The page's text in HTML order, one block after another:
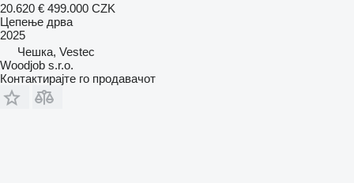
20.620 € 499.000 CZK
Цепење дрва
2025
Чешка, Vestec
Woodjob s.r.o.
Контактирајте го продавачот